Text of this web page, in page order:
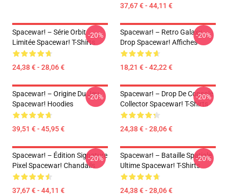
37,67 € - 44,11 €
Spacewar! – Série Orbit
Limitée Spacewar! T-Shirts
24,38 € - 28,06 €
-20%
Spacewar! – Retro Galaxy
Drop Spacewar! Affiches
18,21 € - 42,22 €
-20%
Spacewar! – Origine Du Jeu
Spacewar! Hoodies
39,51 € - 45,95 €
-20%
Spacewar! – Drop De Console
Collector Spacewar! T-Shirts
24,38 € - 28,06 €
-20%
Spacewar! – Édition Signature
Pixel Spacewar! Chandails
37,67 € - 44,11 €
-20%
Spacewar! – Bataille Spatiale
Ultime Spacewar! T-Shirts
24,38 € - 28,06 €
-20%